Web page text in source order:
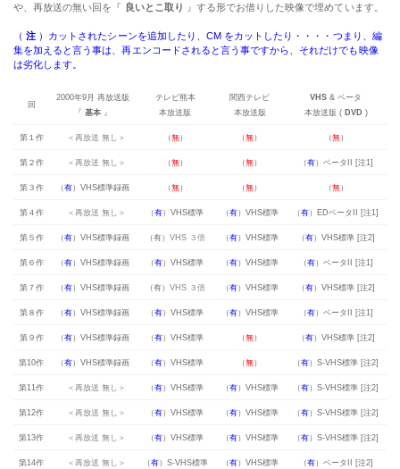
や、再放送の無い回を『
良いとこ取り 』する形でお借りした映像で埋めています。
（注 ）カットされたシーンを追加したり、CM をカットしたり・・・・つまり、編
集を加えると言う事は、再エンコードされると言う事ですから、それだけでも映像
は劣化します。
回
2000年9月 再放送版
『 基本』
テレビ熊本
本放送版
関西テレビ
本放送版
VHS & ベータ
本放送版 ( DVD )
第１作 ＜再放送 無し＞ （無） （無） （無）
第２作 ＜再放送 無し＞ （無） （無） （有） ベータII [注1]
第３作 （有）VHS標準録画 （無） （無） （無）
第４作 ＜再放送 無し＞ （有）VHS標準 （有）VHS標準 （有） EDベータII [注1]
第５作 （有）VHS標準録画 （有） VHS ３倍 （有）VHS標準 （有）VHS標準 [注2]
第６作 （有）VHS標準録画 （有）VHS標準 （有）VHS標準 （有） ベータII [注1]
第７作 （有）VHS標準録画 （有） VHS ３倍 （有）VHS標準 （有）VHS標準 [注2]
第８作 （有）VHS標準録画 （有）VHS標準 （有）VHS標準 （有） ベータII [注1]
第９作 （有）VHS標準録画 （有）VHS標準 （無） （有）VHS標準 [注2]
第10作 （有）VHS標準録画 （有）VHS標準 （無） （有）S-VHS標準 [注2]
第11作 ＜再放送 無し＞ （有）VHS標準 （有）VHS標準 （有）S-VHS標準 [注2]
第12作 ＜再放送 無し＞ （有）VHS標準 （有）VHS標準 （有）S-VHS標準 [注2]
第13作 ＜再放送 無し＞ （有）VHS標準 （有）VHS標準 （有）S-VHS標準 [注2]
第14作 ＜再放送 無し＞ （有）S-VHS標準 （有）VHS標準 （有） ベータII [注2]